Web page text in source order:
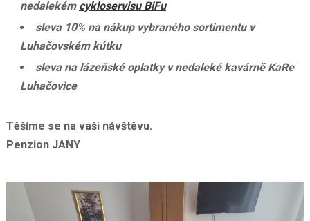
nedalekém cykloservisu BiFu
sleva 10% na nákup vybraného sortimentu v
Luhačovském kútku
sleva na lázeňské oplatky v nedaleké kavárně KaRe
Luhačovice
Těšíme se na vaši návštěvu.
Penzion JANY